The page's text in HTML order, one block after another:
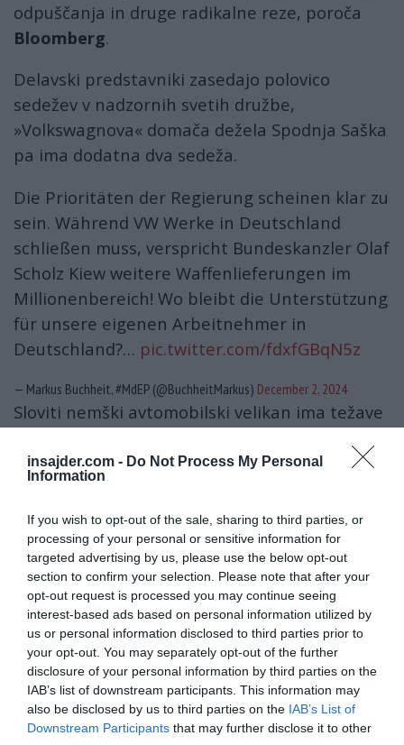
insajder.com - Do Not Process My Personal
Information
If you wish to opt-out of the sale, sharing to third parties, or
processing of your personal or sensitive information for
targeted advertising by us, please use the below opt-out
section to confirm your selection. Please note that after your
opt-out request is processed you may continue seeing
interest-based ads based on personal information utilized by
us or personal information disclosed to third parties prior to
your opt-out. You may separately opt-out of the further
disclosure of your personal information by third parties on the
IAB’s list of downstream participants. This information may
also be disclosed by us to third parties on the IAB’s List of
Downstream Participants that may further disclose it to other
odpuščanja in druge radikalne reze, poroča
Bloomberg.
Delavski predstavniki zasedajo polovico
sedežev v nadzornih svetih družbe,
»Volkswagnova« domača dežela Spodnja Saška
pa ima dodatna dva sedeža.
Die Prioritäten der Regierung scheinen klar zu
sein. Während VW Werke in Deutschland
schließen muss, verspricht Bundeskanzler Olaf
Scholz Kiew weitere Waffenlieferungen im
Millionenbereich! Wo bleibt die Unterstützung
für unsere eigenen Arbeitnehmer in
Deutschland?… pic.twitter.com/fdxfGBqN5z
— Markus Buchheit, #MdEP (@BuchheitMarkus) December 2, 2024
Sloviti nemški avtomobilski velikan ima težave
električnih vozilih, višjih obratovalnih stroškov
predvsem zaradi
ameriški posredniški vojniproti Rusijiv
Ukrajini, pa tudi vse večje konkurence kitajskih
proizvajalcev.
Am 5.09. hat Scholz finanzielle Hilfe für VW
abgelehnt.
Am 6.09 versprach Scholz weitere Milliarden
für die Ukraine.